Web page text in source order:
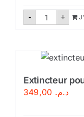
- quantité
Maroc
+
Extincteur
د.م.